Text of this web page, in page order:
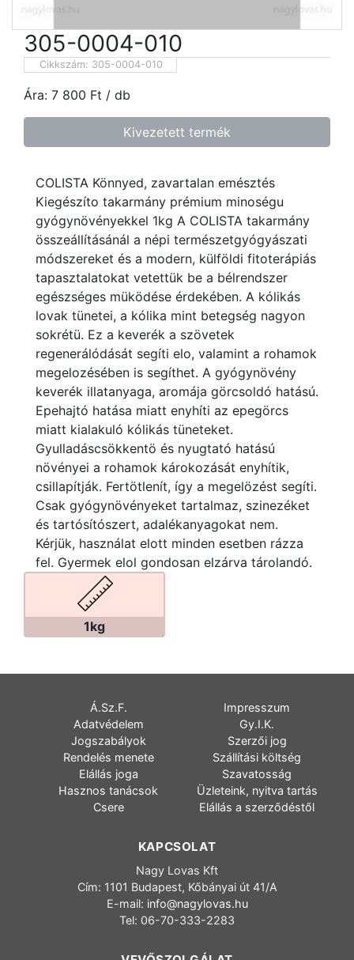
305-0004-010
Cikkszám: 305-0004-010
Ára: 7 800 Ft / db
Kivezetett termék
COLISTA Könnyed, zavartalan emésztés
Kiegészíto takarmány prémium minoségu
gyógynövényekkel 1kg A COLISTA takarmány
összeállításánál a népi természetgyógyászati
módszereket és a modern, külföldi fitoterápiás
tapasztalatokat vetettük be a bélrendszer
egészséges müködése érdekében. A kólikás
lovak tünetei, a kólika mint betegség nagyon
sokrétü. Ez a keverék a szövetek
regenerálódását segíti elo, valamint a rohamok
megelozésében is segíthet. A gyógynövény
keverék illatanyaga, aromája görcsoldó hatású.
Epehajtó hatása miatt enyhíti az epegörcs
miatt kialakuló kólikás tüneteket.
Gyulladáscsökkentö és nyugtató hatású
növényei a rohamok károkozását enyhítik,
csillapítják. Fertötlenít, így a megelözést segíti.
Csak gyógynövényeket tartalmaz, szinezéket
és tartósítószert, adalékanyagokat nem.
Kérjük, használat elott minden esetben rázza
fel. Gyermek elol gondosan elzárva tárolandó.
1kg
Á.Sz.F.
Impresszum
Adatvédelem
Gy.I.K.
Jogszabályok
Szerzői jog
Rendelés menete
Szállítási költség
Elállás joga
Szavatosság
Hasznos tanácsok
Üzleteink, nyitva tartás
Csere
Elállás a szerződéstől
KAPCSOLAT
Nagy Lovas Kft
Cím: 1101 Budapest, Kőbányai út 41/A
E-mail: info@nagylovas.hu
Tel: 06-70-333-2283